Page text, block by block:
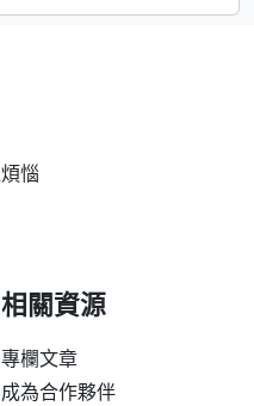
惱
相關資源
專欄文章
成為合作夥伴